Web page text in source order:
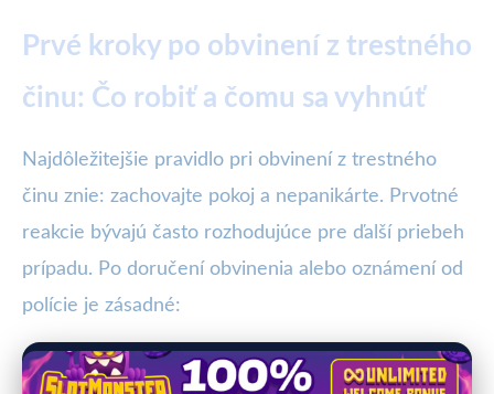
Prvé kroky po obvinení z trestného
činu: Čo robiť a čomu sa vyhnúť
Najdôležitejšie pravidlo pri obvinení z trestného
činu znie: zachovajte pokoj a nepanikárte. Prvotné
reakcie bývajú často rozhodujúce pre ďalší priebeh
prípadu. Po doručení obvinenia alebo oznámení od
polície je zásadné: